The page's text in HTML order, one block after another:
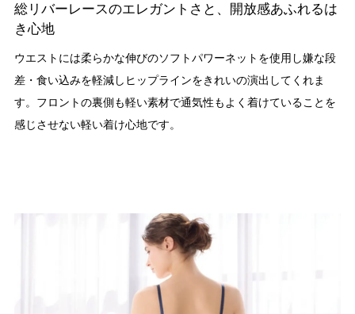
総リバーレースのエレガントさと、開放感あふれるは
き心地
ウエストには柔らかな伸びのソフトパワーネットを使用し嫌な段
差・食い込みを軽減しヒップラインをきれいの演出してくれま
す。フロントの裏側も軽い素材で通気性もよく着けていることを
感じさせない軽い着け心地です。